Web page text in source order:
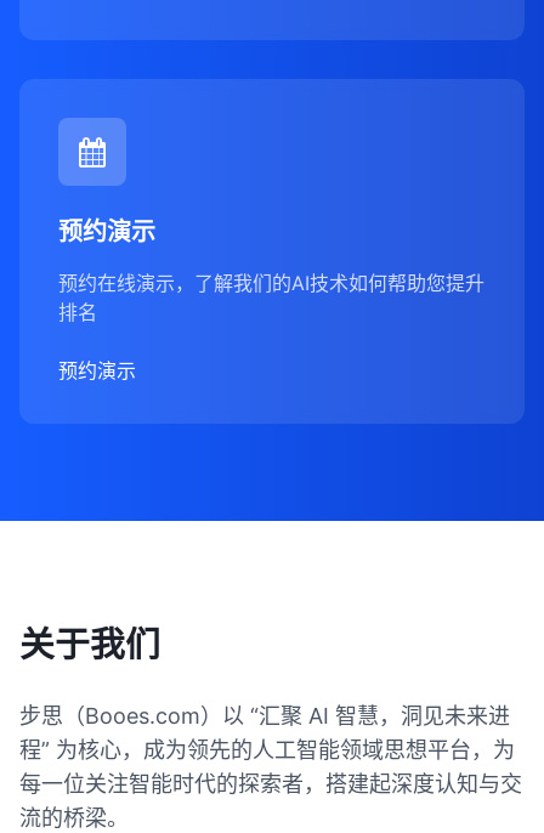
预约演示
预约在线演示，了解我们的AI技术如何帮助您提升
排名
预约演示
关于我们
步思（Booes.com）以 “汇聚 AI 智慧，洞见未来进
程” 为核心，成为领先的人工智能领域思想平台，为
每一位关注智能时代的探索者，搭建起深度认知与交
流的桥梁。